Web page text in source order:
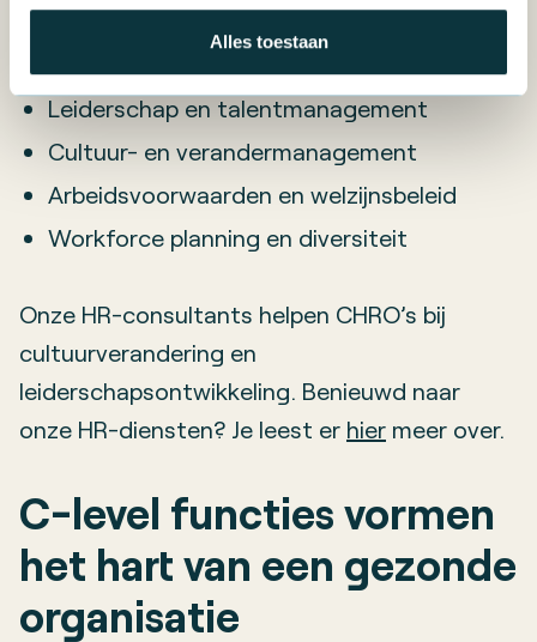
Alles toestaan
Leiderschap en talentmanagement
Cultuur- en verandermanagement
Arbeidsvoorwaarden en welzijnsbeleid
Workforce planning en diversiteit
Onze HR-consultants helpen CHRO’s bij
cultuurverandering en
leiderschapsontwikkeling. Benieuwd naar
onze HR-diensten? Je leest er hier meer over.
C-level functies vormen
het hart van een gezonde
organisatie